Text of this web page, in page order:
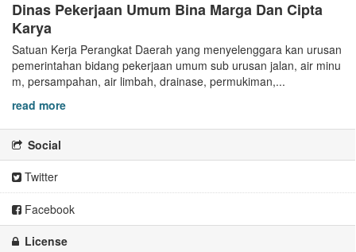
Dinas Pekerjaan Umum Bina Marga Dan Cipta
Karya
Satuan Kerja Perangkat Daerah yang menyelenggara kan urusan
pemerintahan bidang pekerjaan umum sub urusan jalan, air minu
m, persampahan, air limbah, drainase, permukiman,...
read more
Social
Twitter
Facebook
License